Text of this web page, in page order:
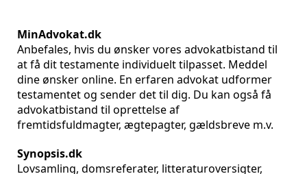
MinAdvokat.dk
Anbefales, hvis du ønsker vores advokatbistand til
at få dit testamente individuelt tilpasset. Meddel
dine ønsker online. En erfaren advokat udformer
testamentet og sender det til dig. Du kan også få
advokatbistand til oprettelse af
fremtidsfuldmagter, ægtepagter, gældsbreve m.v.
Synopsis.dk
Lovsamling, domsreferater, litteraturoversigter,